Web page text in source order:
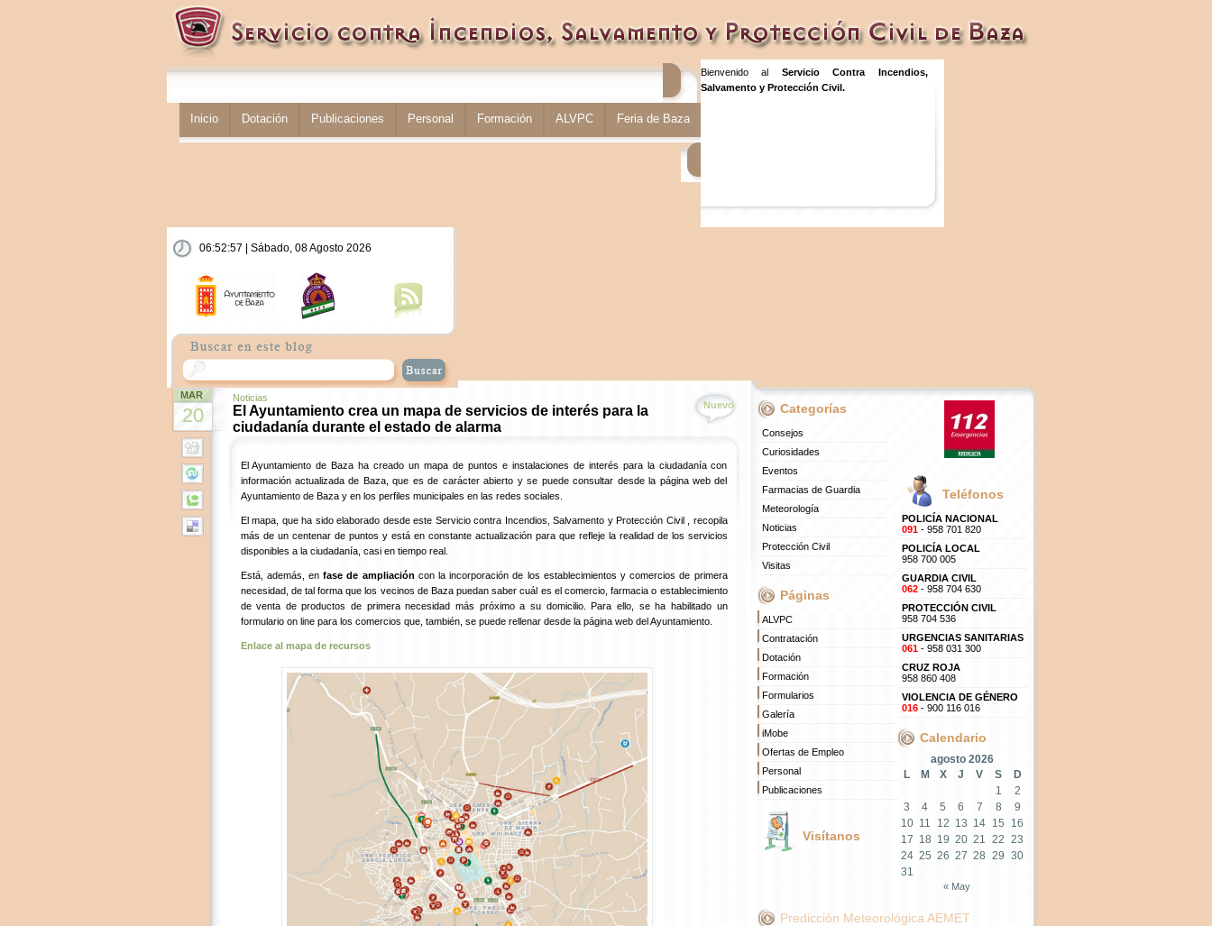
Inicio Dotación Publicaciones Personal Formación ALVPC Feria de Baza
Bienvenido al Servicio Contra Incendios,
Salvamento y Protección Civil.
06:52:57 | Sábado, 08 Agosto 2026
MAR
20
Noticias
El Ayuntamiento crea un mapa de servicios de interés para la
ciudadanía durante el estado de alarma
Nuevo
El Ayuntamiento de Baza ha creado un mapa de puntos e instalaciones de interés para la ciudadanía con
información actualizada de Baza, que es de carácter abierto y se puede consultar desde la página web del
Ayuntamiento de Baza y en los perfiles municipales en las redes sociales.
El mapa, que ha sido elaborado desde este Servicio contra Incendios, Salvamento y Protección Civil , recopila
más de un centenar de puntos y está en constante actualización para que refleje la realidad de los servicios
disponibles a la ciudadanía, casi en tiempo real.
Está, además, enfase de ampliación con la incorporación de los establecimientos y comercios de primera
necesidad, de tal forma que los vecinos de Baza puedan saber cuál es el comercio, farmacia o establecimiento
de venta de productos de primera necesidad más próximo a su domicilio. Para ello, se ha habilitado un
formulario on line para los comercios que, también, se puede rellenar desde la página web del Ayuntamiento.
Enlace al mapa de recursos
Categorías
Consejos
Curiosidades
Eventos
Farmacias de Guardia
Meteorología
Noticias
Protección Civil
Visitas
Páginas
ALVPC
Contratación
Dotación
Formación
Formularios
Galería
iMobe
Ofertas de Empleo
Personal
Publicaciones
Visítanos
Teléfonos
POLICÍA NACIONAL
091- 958 701 820
POLICÍA LOCAL
958 700 005
GUARDIA CIVIL
062- 958 704 630
PROTECCIÓN CIVIL
958 704 536
URGENCIAS SANITARIAS
061- 958 031 300
CRUZ ROJA
958 860 408
VIOLENCIA DE GÉNERO
016- 900 116 016
Calendario
agosto 2026
L
M X J V S
D
1
2
3
4 5 6 7 8
9
10 11 12 13 14 15
16
17 18 19 20 21 22 23
24 25 26 27 28 29 30
31
« May
Predicción Meteorológica AEMET